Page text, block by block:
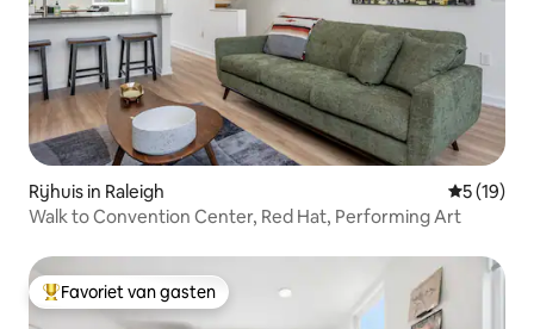
Rijhuis in Raleigh
5 (19)
Walk to Convention Center, Red Hat, Performing Art
Topfavoriet van gasten
Favoriet van gasten